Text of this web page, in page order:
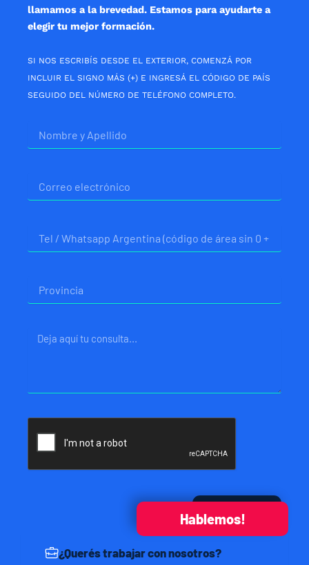
Hablemos!
¿Querés trabajar con nosotros?
llamamos a la brevedad. Estamos para ayudarte a
elegir tu mejor formación.
SI NOS ESCRIBÍS DESDE EL EXTERIOR, COMENZÁ POR
INCLUIR EL SIGNO MÁS (+) E INGRESÁ EL CÓDIGO DE PAÍS
SEGUIDO DEL NÚMERO DE TELÉFONO COMPLETO.
electrónico
Mensaje
Enviar